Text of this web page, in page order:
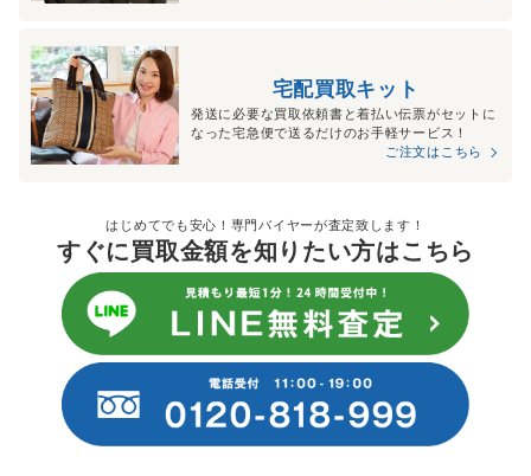
宅配買取キット
発送に必要な買取依頼書と着払い伝票がセットに
なった宅急便で送るだけのお手軽サービス！
ご注文はこちら
はじめてでも安心！専門バイヤーが査定致します！
すぐに買取金額を知りたい方はこちら